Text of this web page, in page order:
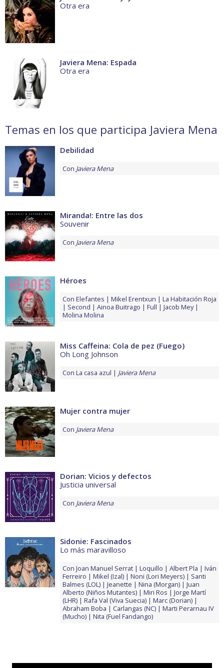
Otra era
Javiera Mena: Espada
Otra era
Temas en los que participa Javiera Mena
Debilidad
Con Javiera Mena
Miranda!: Entre las dos
Souvenir
Con Javiera Mena
Héroes
Con Elefantes Mikel Erentxun
La Habitación Roja
Second
Ainoa Buitrago Full
Jacob Mey
Molina Molina
Miss Caffeina: Cola de pez (Fuego)
Oh Long Johnson
Con La casa azul Javiera Mena
Mujer contra mujer
Con Javiera Mena
Dorian: Vicios y defectos
Justicia universal
Con Javiera Mena
Sidonie: Fascinados
Lo más maravilloso
Con Joan Manuel Serrat Loquillo Albert Pla
Iván
Ferreiro
Mikel (Izal) Noni (Lori Meyers)
Santi
Balmes (LOL)
Jeanette Nina (Morgan)
Juan
Alberto (Niños Mutantes)
Miri Ros
Jorge Martí
(LHR)
Rafa Val (Viva Suecia)
Marc (Dorian)
Abraham Boba
Carlangas (NC)
Marti Perarnau IV
(Mucho)
Nita (Fuel Fandango)